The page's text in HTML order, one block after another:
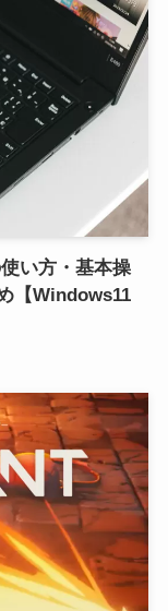
い方・基本操
【Windows11